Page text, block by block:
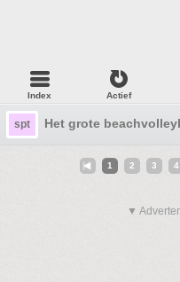
Index Actief
spt Het grote
1 2 3 4
▼